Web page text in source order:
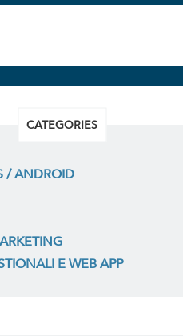
CATEGORIES
/ ANDROID
E WEB APP